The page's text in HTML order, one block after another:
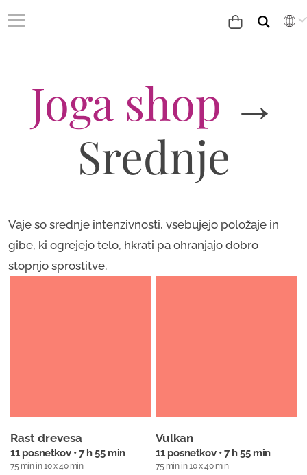
Joga shop →
Srednje
Vaje so srednje intenzivnosti, vsebujejo položaje in
gibe, ki ogrejejo telo, hkrati pa ohranjajo dobro
stopnjo sprostitve.
Rast drevesa
11 posnetkov • 7 h 55 min
75 min in 10 x 40 min
Vulkan
11 posnetkov • 7 h 55 min
75 min in 10 x 40 min